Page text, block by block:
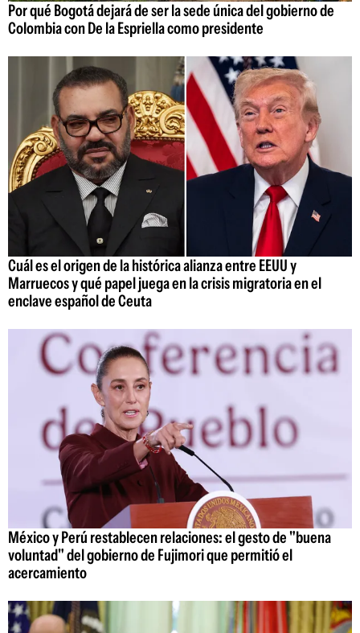
Por qué Bogotá dejará de ser la sede única del gobierno de
Colombia con De la Espriella como presidente
Cuál es el origen de la histórica alianza entre EEUU y
Marruecos y qué papel juega en la crisis migratoria en el
enclave español de Ceuta
México y Perú restablecen relaciones: el gesto de "buena
voluntad" del gobierno de Fujimori que permitió el
acercamiento